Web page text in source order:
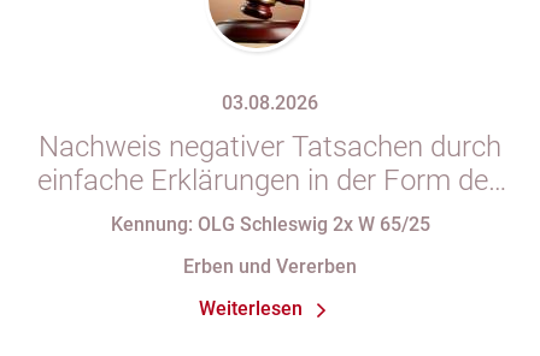
03.08.2026
Nachweis negativer Tatsachen durch
einfache Erklärungen in der Form des
§ 29 GBO (hier: Nichtgeltendmachung
Kennung: OLG Schleswig 2x W 65/25
Erben und Vererben
Weiterlesen